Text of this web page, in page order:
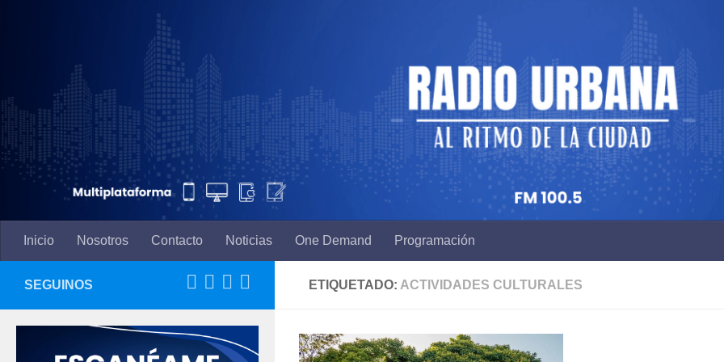
Inicio Nosotros Contacto Noticias One Demand Programación
ETIQUETADO: ACTIVIDADES CULTURALES
SEGUINOS